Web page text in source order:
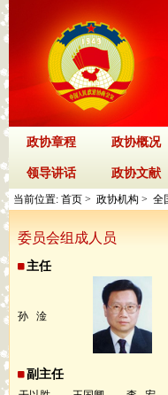
政协章程 政协概况
领导讲话 政协文献
当前位置: 首页 > 政协机构 > 全
委员会组成人员
主任
孙 淦
副主任